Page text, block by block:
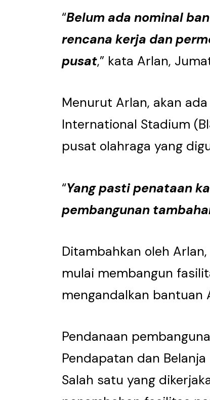
“Belum ada nominal
rencana kerja dan
pusat,” kata Arlan,
Menurut Arlan, akan
International Stadium
pusat olahraga yang
“Yang pasti penataan
pembangunan
Ditambahkan oleh
mulai membangun
mengandalkan bantuan
Pendanaan
Pendapatan dan Belanja
Salah satu yang